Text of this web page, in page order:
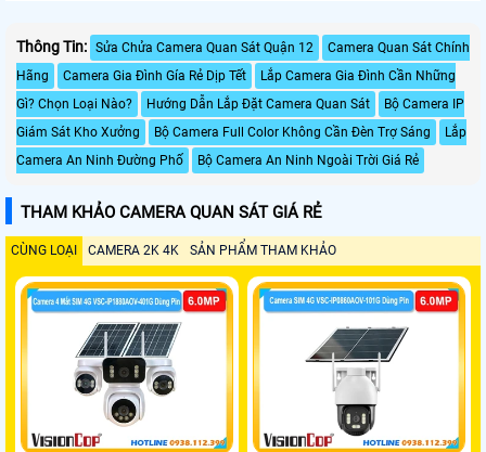
Thông Tin: Sửa Chửa Camera Quan Sát Quận 12
Camera Quan Sát Chính
Hãng
Camera Gia Đình Gía Rẻ Dịp Tết
Lắp Camera Gia Đình Cần Những
Gì? Chọn Loại Nào?
Hướng Dẫn Lắp Đặt Camera Quan Sát
Bộ Camera IP
Giám Sát Kho Xưởng
Bộ Camera Full Color Không Cần Đèn Trợ Sáng
Lắp
Camera An Ninh Đường Phố
Bộ Camera An Ninh Ngoài Trời Giá Rẻ
THAM KHẢO CAMERA QUAN SÁT GIÁ RẺ
CÙNG LOẠI CAMERA 2K 4K SẢN PHẨM THAM KHẢO